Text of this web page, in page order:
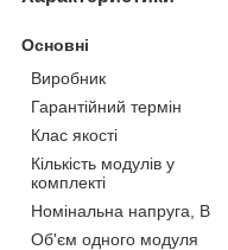
Основні
Виробник
Гарантійний термін
Клас якості
Кількість модулів у
комплекті
Номінальна напруга, В
Об'єм одного модуля